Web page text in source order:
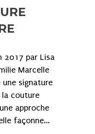
2017 par Lisa
Marcelle
une signature
la couture
approche
façonne...